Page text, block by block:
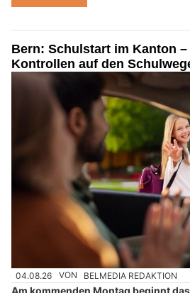
Bern: Schulstart im Kanton
Kontrollen auf den
04.08.26 VON BELMEDIA REDAKTION
Am kommenden Montag beginnt